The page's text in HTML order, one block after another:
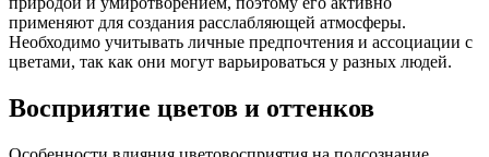
применяют для создания расслабляющей атмосферы.
Необходимо учитывать личные предпочтения и ассоциации с
цветами, так как они могут варьироваться у разных людей.
Восприятие цветов и оттенков